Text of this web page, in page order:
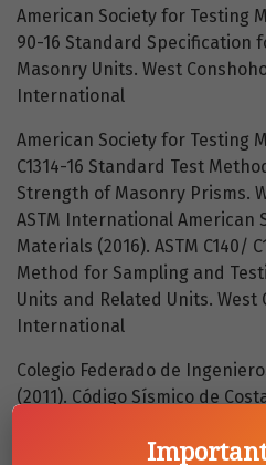
American Society for Testing
90-16 Standard Specification
Masonry Units. West
International
American Society for Testing
C1314-16 Standard Test
Strength of Masonry Prisms.
ASTM International American
Materials (2016). ASTM C140/
Method for Sampling and
Units and Related Units. West
International
Colegio Federado de
(2011). Código Sísmico de